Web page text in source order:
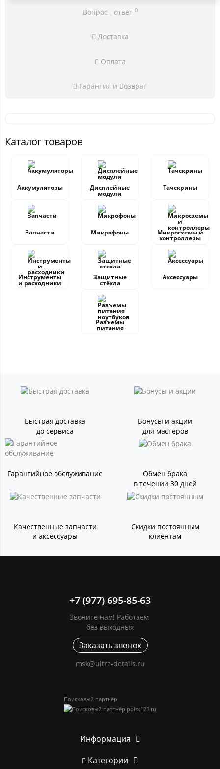
Вопрос - ответ 0
Доставка
Оплата
Гарантия и Возврат
Каталог товаров
Аккумуляторы Дисплейные
модули
Тачскрины
Запчасти Микрофоны Микросхемы и
контроллеры
Инструменты
и расходники
Защитные
стёкла
Аксессуары
Разъемы
питания
Быстрая доставка
до сервиса
Бонусы и акции
для мастеров
Гарантийное обслуживание
Обмен брака
в течении 30 дней
Качественные запчасти
и аксессуары
Скидки постоянным
клиентам
+7 (977) 695-85-63
Звоните нам! Работаем
без выходных
Заказать звонок
msk@ultra-details.ru
Поисковый партнёр
Информация
Категории